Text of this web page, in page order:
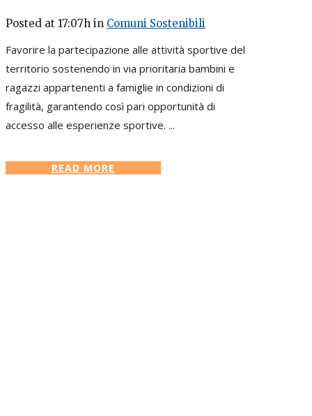
Posted at 17:07h in Comuni Sostenibili
Favorire la partecipazione alle attività sportive del
territorio sostenendo in via prioritaria bambini e
ragazzi appartenenti a famiglie in condizioni di
fragilità, garantendo così pari opportunità di
accesso alle esperienze sportive. ...
READ MORE